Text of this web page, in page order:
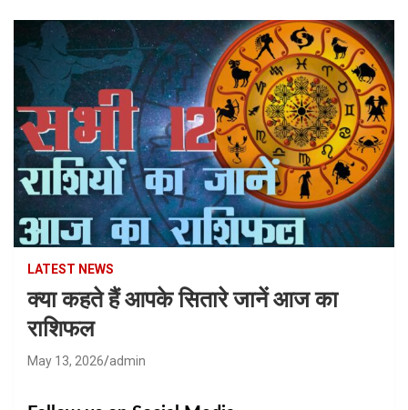
LATEST NEWS
क्या कहते हैं आपके सितारे जानें आज का
राशिफल
May 13, 2026 admin